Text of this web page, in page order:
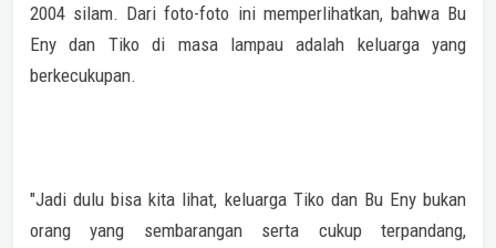
2004 silam. Dari foto-foto ini memperlihatkan, bahwa Bu
Eny dan Tiko di masa lampau adalah keluarga yang
berkecukupan.
"Jadi dulu bisa kita lihat, keluarga Tiko dan Bu Eny bukan
orang yang sembarangan serta cukup terpandang,